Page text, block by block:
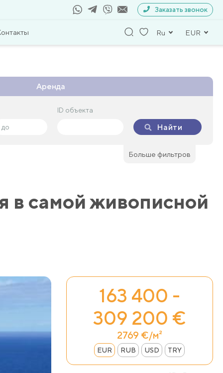
Заказать звонок
Ru EUR
Аренда
ID объекта
Найти
Больше фильтров
ID объекта
Найти
в самой живописной
163 400 -
309 200 €
2769 €/м²
EUR RUB USD TRY